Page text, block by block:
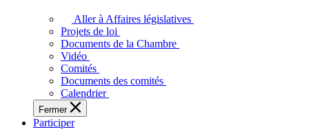
adopte
touchent
des
Ontariennes
et
Aller à Affaires législatives
Projets de loi
Documents de la Chambre
Vidéo
Comités
Documents des comités
Calendrier
Fermer
Participer